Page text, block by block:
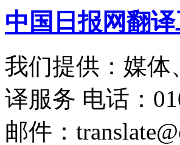
中国日报网翻
我们提供：媒体
译服务 电话：
邮件：